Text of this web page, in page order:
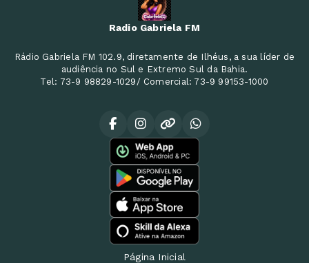
Radio Gabriela FM
Rádio Gabriela FM 102.9, diretamente de Ilhéus, a sua líder de
audiência no Sul e Extremo Sul da Bahia.
Tel: 73-9 98829-1029/ Comercial: 73-9 99153-1000
Página Inicial